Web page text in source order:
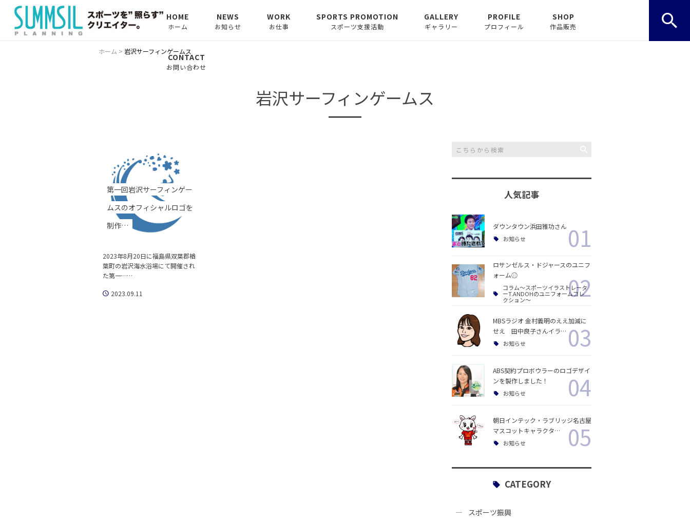
HOME
ホーム
NEWS
お知らせ
トレーターT.ANDOHのユ
ニフォームコレクショ
WORK
お仕事
SPORTS PROMOTION
スポーツ支援活動
カスタ
ムオーダーインソール
GALLERY
ギャラリー
PROFILE
プロフィール
SHOP
作品販売
CONTACT
お問い合わせ
ホーム > 岩沢サーフィンゲームス
岩沢サーフィンゲームス
第一回岩沢サーフィンゲー
ムスのオフィシャルロゴを
制作…
2023年8月20日に福島県双葉郡楢
葉町の岩沢海水浴場にて開催され
た第一……
2023.09.11
人気記事
ダウンタウン浜田雅功さん
お知らせ 01
ロサンゼルス・ドジャースのユニフ
ォーム⚾️
コラム〜スポーツイラストレータ
ーT.ANDOHのユニフォームコレ
クション〜 02
MBSラジオ 金村義明のええ加減に
せえ 田中良子さんイラ…
お知らせ 03
ABS契約プロボウラーのロゴデザイ
ンを製作しました！
お知らせ 04
朝日インテック・ラブリッジ名古屋
マスコットキャラクタ…
お知らせ 05
CATEGORY
スポーツ振興